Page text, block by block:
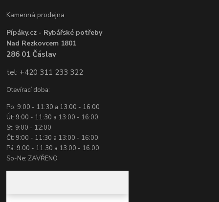
Kamenná prodejna
Pípáky.cz - Rybářské potřeby
Nad Rezkovcem 1801
286 01 Čáslav
tel: +420 311 233 322
Otevírací doba:
Po: 9:00 - 11:30 a 13:00 - 16:00
Út: 9:00 - 11:30 a 13:00 - 16:00
St: 9:00 - 12:00
Čt: 9:00 - 11:30 a 13:00 - 16:00
Pá: 9:00 - 11:30 a 13:00 - 16:00
So-Ne: ZAVŘENO